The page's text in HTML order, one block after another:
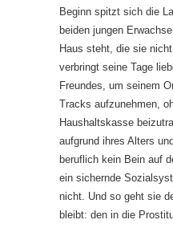
Beginn spitzt sich die
beiden jungen
Haus steht, die sie
verbringt seine Tage
Freundes, um seinem
Tracks aufzunehmen,
Haushaltskasse
aufgrund ihres Alters
beruflich kein Bein auf
ein sichernde
nicht. Und so geht sie
bleibt: den in die